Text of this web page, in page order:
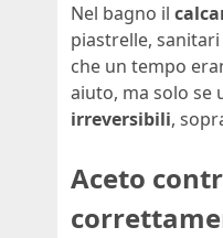
Nel bagno il
piastrelle,
che un tempo
aiuto, ma solo se
irreversibili,
Aceto